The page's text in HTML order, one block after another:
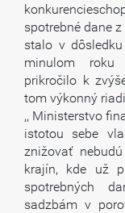
spotrebné dane
stalo v
minulom roku
prikročilo k
tom výkonný
,, Ministerstvo
istotou sebe
znižovať
krajín, kde už
spotrebných
sadzbám v